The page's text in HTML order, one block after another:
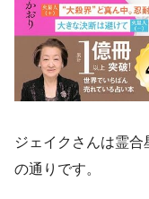
ジェイクさんは霊
の通りです。